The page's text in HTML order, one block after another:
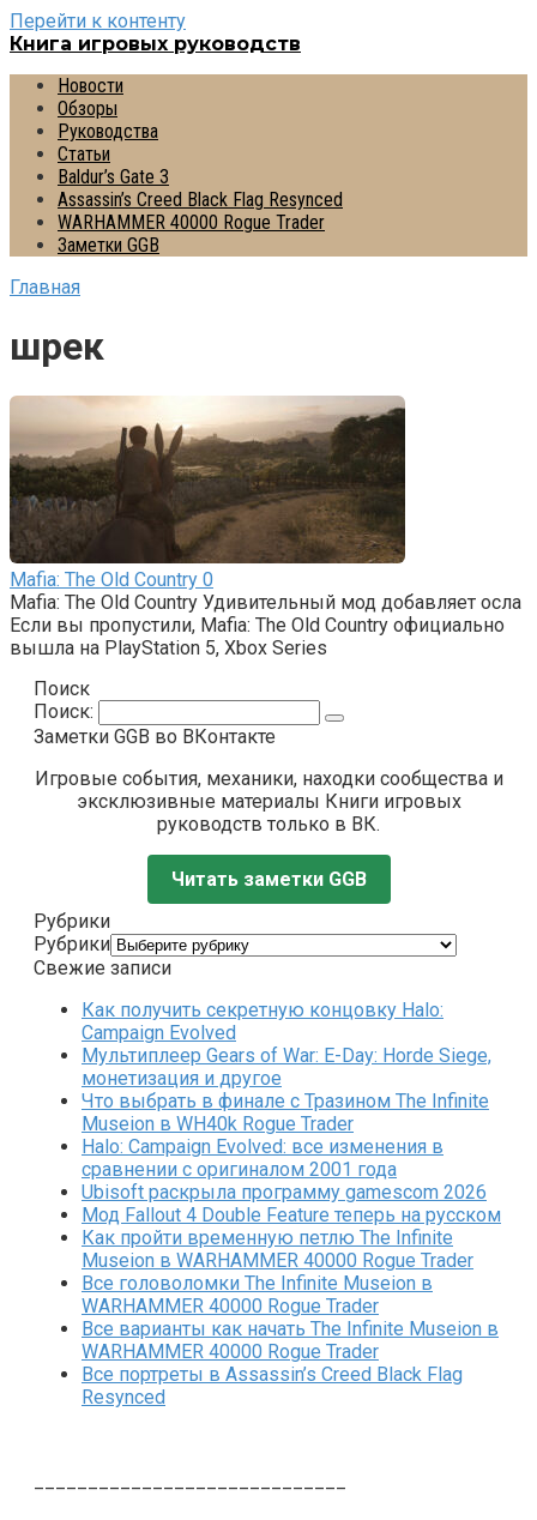
Перейти к контенту
Книга игровых руководств
Новости
Обзоры
Руководства
Статьи
Baldur’s Gate 3
Assassin’s Creed Black Flag Resynced
WARHAMMER 40000 Rogue Trader
Заметки GGB
Главная
шрек
Mafia: The Old Country 0
Mafia: The Old Country Удивительный мод добавляет осла
Если вы пропустили, Mafia: The Old Country официально
вышла на PlayStation 5, Xbox Series
Поиск
Поиск:
Заметки GGB во ВКонтакте
Игровые события, механики, находки сообщества и
эксклюзивные материалы Книги игровых
руководств только в ВК.
Читать заметки GGB
Рубрики
Рубрики
Свежие записи
Как получить секретную концовку Halo:
Campaign Evolved
Мультиплеер Gears of War: E-Day: Horde Siege,
монетизация и другое
Что выбрать в финале с Тразином The Infinite
Museion в WH40k Rogue Trader
Halo: Campaign Evolved: все изменения в
сравнении с оригиналом 2001 года
Ubisoft раскрыла программу gamescom 2026
Мод Fallout 4 Double Feature теперь на русском
Как пройти временную петлю The Infinite
Museion в WARHAMMER 40000 Rogue Trader
Все головоломки The Infinite Museion в
WARHAMMER 40000 Rogue Trader
Все варианты как начать The Infinite Museion в
WARHAMMER 40000 Rogue Trader
Все портреты в Assassin’s Creed Black Flag
Resynced